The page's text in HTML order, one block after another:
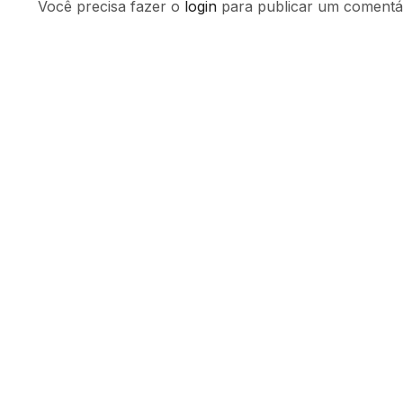
Você precisa fazer o login para publicar um